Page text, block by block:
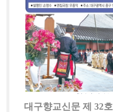
대구향교신문 제 32호